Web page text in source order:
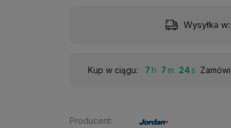
Wysyłka w:
Kup w ciągu: 7 7 22
Producent: